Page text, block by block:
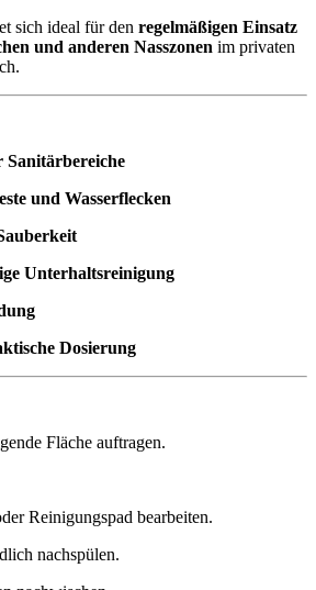
sich ideal für den regelmäßigen Einsatz
und anderen Nasszonen im privaten
und Wasserflecken
Unterhaltsreinigung
Dosierung
Fläche auftragen.
Reinigungspad bearbeiten.
nachspülen.